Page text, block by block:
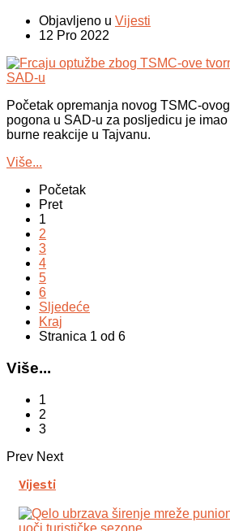
Objavljeno u Vijesti
12 Pro 2022
Početak opremanja novog TSMC-ovog
pogona u SAD-u za posljedicu je imao
burne reakcije u Tajvanu.
Više...
Početak
Pret
1
2
3
4
5
6
Sljedeće
Kraj
Stranica 1 od 6
Više...
1
2
3
Prev Next
Vijesti